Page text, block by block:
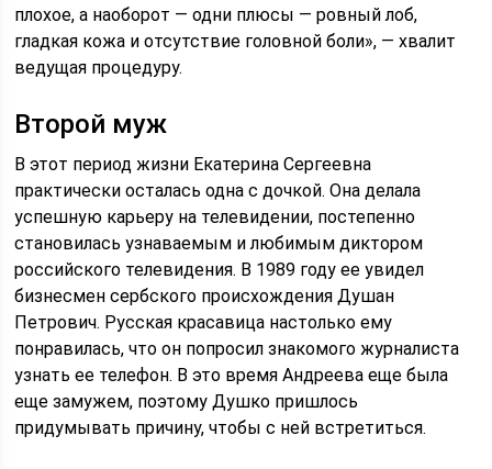
плохое, а наоборот — одни плюсы — ровный лоб,
гладкая кожа и отсутствие головной боли», — хвалит
ведущая процедуру.
Второй муж
В этот период жизни Екатерина Сергеевна
практически осталась одна с дочкой. Она делала
успешную карьеру на телевидении, постепенно
становилась узнаваемым и любимым диктором
российского телевидения. В 1989 году ее увидел
бизнесмен сербского происхождения Душан
Петрович. Русская красавица настолько ему
понравилась, что он попросил знакомого журналиста
узнать ее телефон. В это время Андреева еще была
еще замужем, поэтому Душко пришлось
придумывать причину, чтобы с ней встретиться.